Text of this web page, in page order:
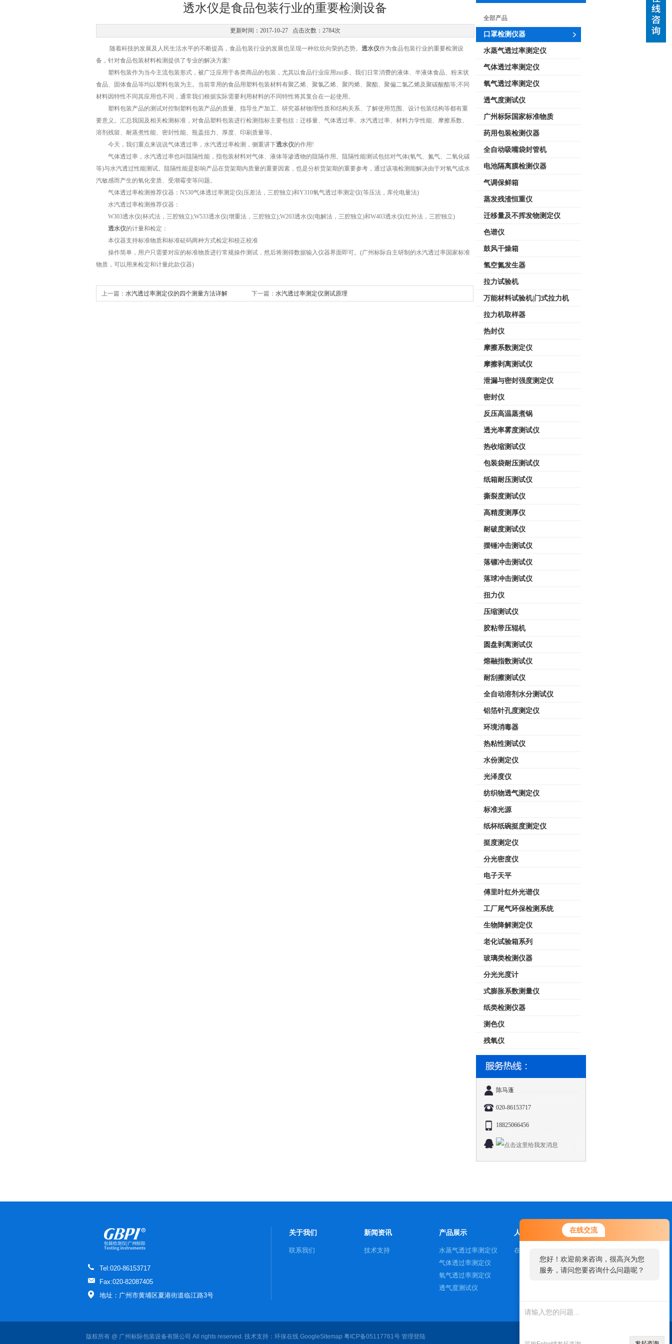
在线交流
您好！欢迎前来咨询，很高兴为您
服务，请问您要咨询什么问题呢？
透水仪是食品包装行业的重要检测设备
更新时间：2017-10-27 点击次数：2784次
随着科技的发展及人民生活水平的不断提高，食品包装行业的发展也呈现一种欣欣向荣的态势。 透水仪作为食品包装行业的重要检测设
备，针对食品包装材料检测提供了专业的解决方案!
塑料包装作为当今主流包装形式，被广泛应用于各类商品的包装，尤其以食品行业应用zui多。我们日常消费的液体、半液体食品、粉末状
食品、固体食品等均以塑料包装为主。当前常用的食品用塑料包装材料有聚乙烯、聚氯乙烯、聚丙烯、聚酯、聚偏二氯乙烯及聚碳酸酯等;不同
材料因特性不同其应用也不同，通常我们根据实际需要利用材料的不同特性将其复合在一起使用。
塑料包装产品的测试对控制塑料包装产品的质量、指导生产加工、研究基材物理性质和结构关系、了解使用范围、设计包装结构等都有重
要意义。汇总我国及相关检测标准，对食品塑料包装进行检测指标主要包括：迁移量、气体透过率、水汽透过率、材料力学性能、摩擦系数、
溶剂残留、耐蒸煮性能、密封性能、瓶盖扭力、厚度、印刷质量等。
今天，我们重点来说说气体透过率，水汽透过率检测，侧重讲下透水仪的作用!
气体透过率，水汽透过率也叫阻隔性能，指包装材料对气体、液体等渗透物的阻隔作用。阻隔性能测试包括对气体(氧气、氮气、二氧化碳
等)与水汽透过性能测试。阻隔性能是影响产品在货架期内质量的重要因素，也是分析货架期的重要参考，通过该项检测能解决由于对氧气或水
汽敏感而产生的氧化变质、受潮霉变等问题。
气体透过率检测推荐仪器：N530气体透过率测定仪(压差法，三腔独立)和Y310氧气透过率测定仪(等压法，库伦电量法)
水汽透过率检测推荐仪器：
W303透水仪(杯式法，三腔独立);W533透水仪(增重法，三腔独立);W203透水仪(电解法，三腔独立)和W403透水仪(红外法，三腔独立)
透水仪的计量和检定：
本仪器支持标准物质和标准砝码两种方式检定和校正校准
操作简单，用户只需要对应的标准物质进行常规操作测试，然后将测得数据输入仪器界面即可。(广州标际自主研制的水汽透过率国家标准
物质，可以用来检定和计量此款仪器)
上一篇： 水汽透过率测定仪的四个测量方法详解 下一篇： 水汽透过率测定仪测试原理
全部产品
口罩检测仪器
水蒸气透过率测定仪
气体透过率测定仪
氧气透过率测定仪
透气度测试仪
广州标际国家标准物质
药用包装检测仪器
全自动吸嘴袋封管机
电池隔离膜检测仪器
气调保鲜箱
蒸发残渣恒重仪
迁移量及不挥发物测定仪
色谱仪
鼓风干燥箱
氢空氮发生器
拉力试验机
万能材料试验机|门式拉力机
拉力机取样器
热封仪
摩擦系数测定仪
摩擦剥离测试仪
泄漏与密封强度测定仪
密封仪
反压高温蒸煮锅
透光率雾度测试仪
热收缩测试仪
包装袋耐压测试仪
纸箱耐压测试仪
撕裂度测试仪
高精度测厚仪
耐破度测试仪
摆锤冲击测试仪
落镖冲击测试仪
落球冲击测试仪
扭力仪
压缩测试仪
胶粘带压辊机
圆盘剥离测试仪
熔融指数测试仪
耐刮擦测试仪
全自动溶剂水分测试仪
铝箔针孔度测定仪
环境消毒器
热粘性测试仪
水份测定仪
光泽度仪
纺织物透气测定仪
标准光源
纸杯纸碗挺度测定仪
挺度测定仪
分光密度仪
电子天平
傅里叶红外光谱仪
工厂尾气环保检测系统
生物降解测定仪
老化试验箱系列
玻璃类检测仪器
分光光度计
式膨胀系数测量仪
纸类检测仪器
测色仪
残氧仪
陈马蓬
020-86153717
18825066456
Tel:020-86153717
Fax:020-82087405
地址：广州市黄埔区夏港街道临江路3号
关于我们
联系我们
新闻资讯
技术支持
产品展示
水蒸气透过率测定仪
气体透过率测定仪
氧气透过率测定仪
透气度测试仪
人才招聘
在线咨询
版权所有 @ 广州标际包装设备有限公司 All rights reserved. 技术支持： 环保在线 GoogleSitemap 粤ICP备05117761号 管理登陆